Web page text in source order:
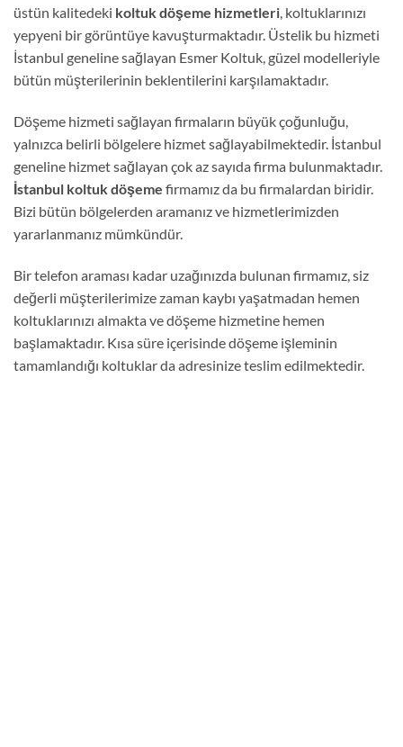
üstün kalitedeki koltuk döşeme hizmetleri, koltuklarınızı
yepyeni bir görüntüye kavuşturmaktadır. Üstelik bu hizmeti
İstanbul geneline sağlayan Esmer Koltuk, güzel modelleriyle
bütün müşterilerinin beklentilerini karşılamaktadır.
Döşeme hizmeti sağlayan firmaların büyük çoğunluğu,
yalnızca belirli bölgelere hizmet sağlayabilmektedir. İstanbul
geneline hizmet sağlayan çok az sayıda firma bulunmaktadır.
İstanbul koltuk döşeme firmamız da bu firmalardan biridir.
Bizi bütün bölgelerden aramanız ve hizmetlerimizden
yararlanmanız mümkündür.
Bir telefon araması kadar uzağınızda bulunan firmamız, siz
değerli müşterilerimize zaman kaybı yaşatmadan hemen
koltuklarınızı almakta ve döşeme hizmetine hemen
başlamaktadır. Kısa süre içerisinde döşeme işleminin
tamamlandığı koltuklar da adresinize teslim edilmektedir.